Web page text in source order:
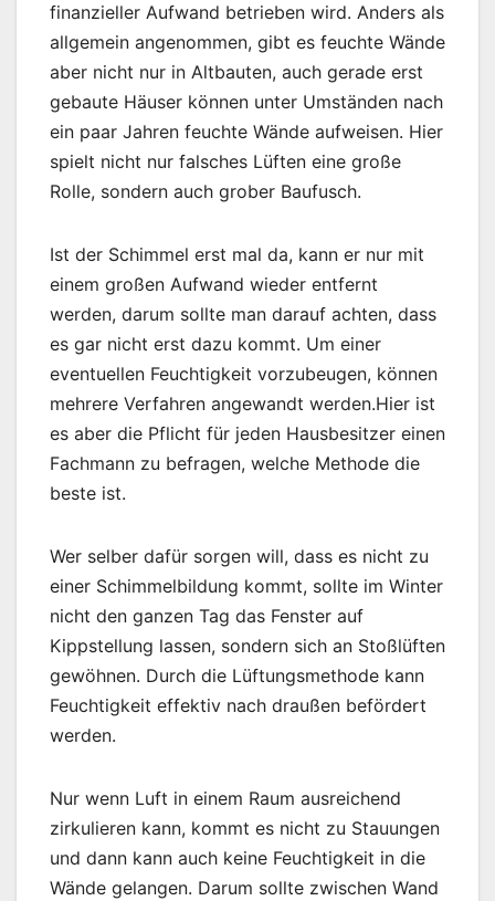
finanzieller Aufwand betrieben wird. Anders als
allgemein angenommen, gibt es feuchte Wände
aber nicht nur in Altbauten, auch gerade erst
gebaute Häuser können unter Umständen nach
ein paar Jahren feuchte Wände aufweisen. Hier
spielt nicht nur falsches Lüften eine große
Rolle, sondern auch grober Baufusch.
Ist der Schimmel erst mal da, kann er nur mit
einem großen Aufwand wieder entfernt
werden, darum sollte man darauf achten, dass
es gar nicht erst dazu kommt. Um einer
eventuellen Feuchtigkeit vorzubeugen, können
mehrere Verfahren angewandt werden.Hier ist
es aber die Pflicht für jeden Hausbesitzer einen
Fachmann zu befragen, welche Methode die
beste ist.
Wer selber dafür sorgen will, dass es nicht zu
einer Schimmelbildung kommt, sollte im Winter
nicht den ganzen Tag das Fenster auf
Kippstellung lassen, sondern sich an Stoßlüften
gewöhnen. Durch die Lüftungsmethode kann
Feuchtigkeit effektiv nach draußen befördert
werden.
Nur wenn Luft in einem Raum ausreichend
zirkulieren kann, kommt es nicht zu Stauungen
und dann kann auch keine Feuchtigkeit in die
Wände gelangen. Darum sollte zwischen Wand